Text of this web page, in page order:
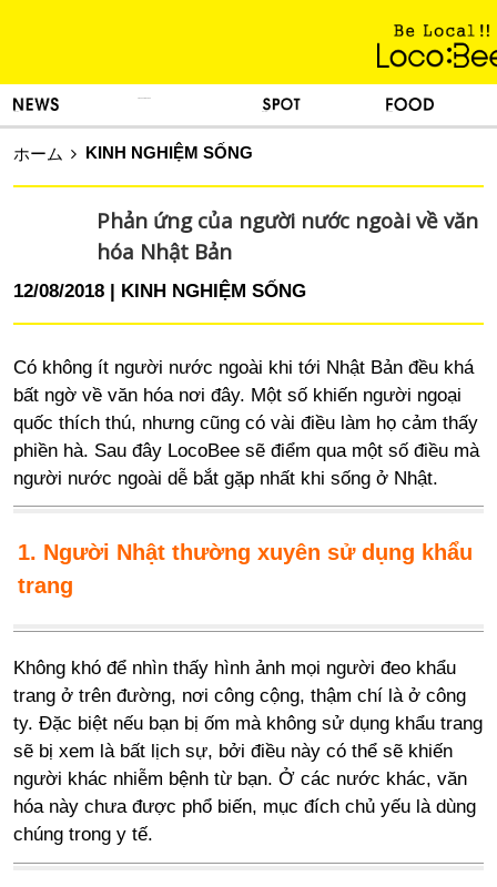
ホーム KINH NGHIỆM SỐNG
Phản ứng của người nước ngoài về văn
hóa Nhật Bản
12/08/2018 KINH NGHIỆM SỐNG
Có không ít người nước ngoài khi tới Nhật Bản đều khá
bất ngờ về văn hóa nơi đây. Một số khiến người ngoại
quốc thích thú, nhưng cũng có vài điều làm họ cảm thấy
phiền hà. Sau đây LocoBee sẽ điểm qua một số điều mà
người nước ngoài dễ bắt gặp nhất khi sống ở Nhật.
1. Người Nhật thường xuyên sử dụng khẩu
trang
Không khó để nhìn thấy hình ảnh mọi người đeo khẩu
trang ở trên đường, nơi công cộng, thậm chí là ở công
ty. Đặc biệt nếu bạn bị ốm mà không sử dụng khẩu trang
sẽ bị xem là bất lịch sự, bởi điều này có thể sẽ khiến
người khác nhiễm bệnh từ bạn. Ở các nước khác, văn
hóa này chưa được phổ biến, mục đích chủ yếu là dùng
chúng trong y tế.